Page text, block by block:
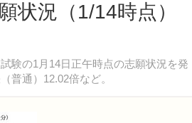
状況（1/14時点）
験の1月14日正午時点の志願状況を発
普通）12.02倍など。